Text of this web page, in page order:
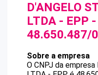
D'ANGELO
LTDA - EPP
48.650.487/
Sobre a empresa
O CNPJ da empresa